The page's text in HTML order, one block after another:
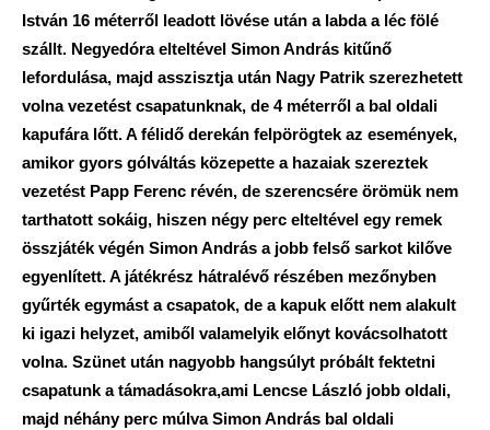
István 16 méterről leadott lövése után a labda a léc fölé
szállt. Negyedóra elteltével Simon András kitűnő
lefordulása, majd asszisztja után Nagy Patrik szerezhetett
volna vezetést csapatunknak, de 4 méterről a bal oldali
kapufára lőtt. A félidő derekán felpörögtek az események,
amikor gyors gólváltás közepette a hazaiak szereztek
vezetést Papp Ferenc révén, de szerencsére örömük nem
tarthatott sokáig, hiszen négy perc elteltével egy remek
összjáték végén Simon András a jobb felső sarkot kilőve
egyenlített. A játékrész hátralévő részében mezőnyben
gyűrték egymást a csapatok, de a kapuk előtt nem alakult
ki igazi helyzet, amiből valamelyik előnyt kovácsolhatott
volna. Szünet után nagyobb hangsúlyt próbált fektetni
csapatunk a támadásokra,ami Lencse László jobb oldali,
majd néhány perc múlva Simon András bal oldali